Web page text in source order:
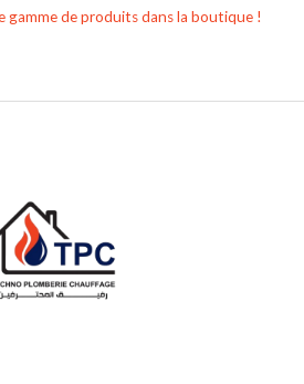
د
à
0
د
de produits dans la boutique !